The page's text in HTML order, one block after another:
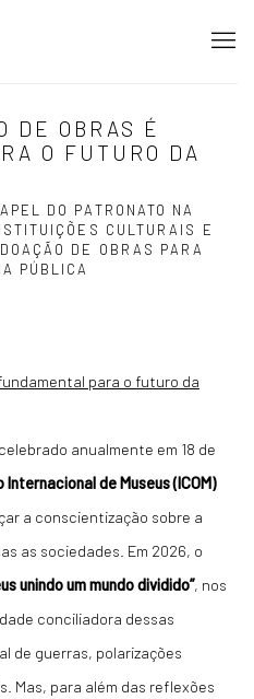
DE OBRAS É
O FUTURO DA
DO PATRONATO NA
CULTURAIS E
DE OBRAS PARA
PÚBLICA
anualmente em 18 de
Internacional de Museus (ICOM)
a conscientização sobre a
as sociedades. Em 2026, o
unindo um mundo dividido”, nos
conciliadora dessas
de guerras, polarizações
Mas, para além das reflexões